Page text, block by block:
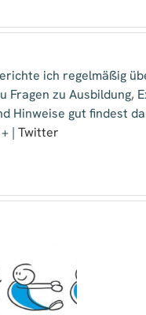
ich regelmäßig
zu
Hinweise gut findest
| Twitter